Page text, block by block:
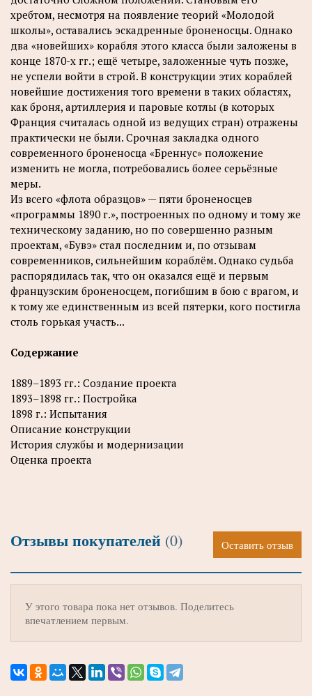
хребтом, несмотря на появление теорий «Молодой
школы», оставались эскадренные броненосцы. Однако
два «новейших» корабля этого класса были заложены в
конце 1870-х гг.; ещё четыре, заложенные чуть позже,
не успели войти в строй. В конструкции этих кораблей
новейшие достижения того времени в таких областях,
как броня, артиллерия и паровые котлы (в которых
Франция считалась одной из ведущих стран) отражены
практически не были. Срочная закладка одного
современного броненосца «Бреннус» положение
изменить не могла, потребовались более серьёзные
меры.
Из всего «флота образцов» — пяти броненосцев
«программы 1890 г.», построенных по одному и тому же
техническому заданию, но по совершенно разным
проектам, «Бувэ» стал последним и, по отзывам
современников, сильнейшим кораблём. Однако судьба
распорядилась так, что он оказался ещё и первым
французским броненосцем, погибшим в бою с врагом, и
к тому же единственным из всей пятерки, кого постигла
столь горькая участь...
Содержание
1889–1893 гг.: Создание проекта
1893–1898 гг.: Постройка
1898 г.: Испытания
Описание конструкции
История службы и модернизации
Оценка проекта
Отзывы покупателей (0) Оставить отзыв
У этого товара пока нет отзывов. Поделитесь
впечатлением первым.